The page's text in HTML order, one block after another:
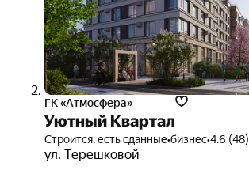
ГК «Атмосфера»
Уютный Квартал
Строится, есть сданные•бизнес•4.6 (48)
ул. Терешковой